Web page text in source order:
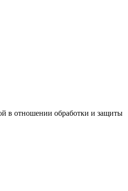
в отношении обработки и защиты